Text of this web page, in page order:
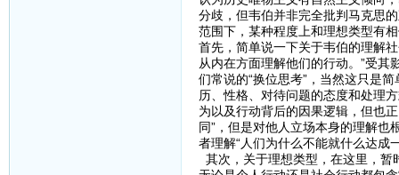
分歧，但韦伯并非完全批判马克思
范围下，某种程度上和理想类型有
首先，简单说一下关于韦伯的理解
从内在方面理解他们的行动。”受其
们常说的“换位思考”，当然这只是
历、性格、对待问题的态度和处理
为以及行动背后的因果逻辑，但也
同”，但是对他人立场本身的理解
者理解“人们为什么不能就什么达成
其次，关于理想类型，在这里，